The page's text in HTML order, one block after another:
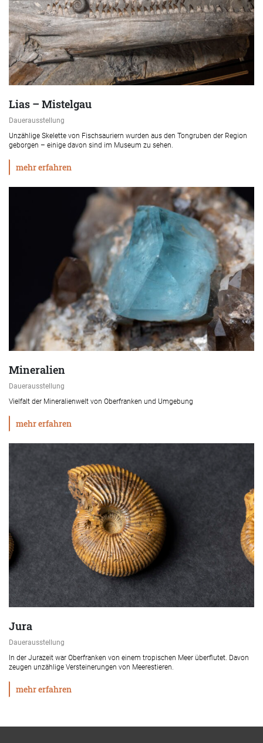
Lias – Mistelgau
Dauerausstellung
Unzählige Skelette von Fischsauriern wurden aus den Tongruben der Region
geborgen – einige davon sind im Museum zu sehen.
mehr erfahren
Mineralien
Dauerausstellung
Vielfalt der Mineralienwelt von Oberfranken und Umgebung
mehr erfahren
Jura
Dauerausstellung
In der Jurazeit war Oberfranken von einem tropischen Meer überflutet. Davon
zeugen unzählige Versteinerungen von Meerestieren.
mehr erfahren